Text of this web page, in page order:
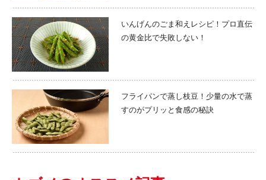
いんげんのごま和えレシピ！プロ直伝
の黄金比で失敗しない！
フライパンで蒸し枝豆！少量の水で蒸
すのがプリッと食感の秘訣